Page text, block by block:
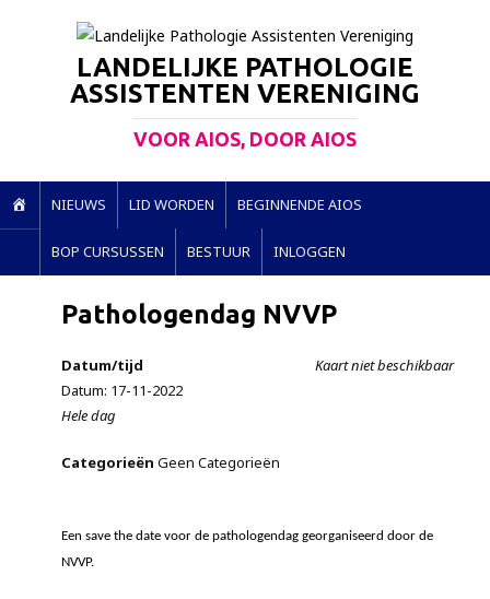
LANDELIJKE PATHOLOGIE
ASSISTENTEN VERENIGING
VOOR AIOS, DOOR AIOS
O
E
NIEUWS LID WORDEN BEGINNENDE AIOS
BOP CURSUSSEN BESTUUR INLOGGEN
Pathologendag NVVP
Kaart niet beschikbaar
Datum/tijd
Datum: 17-11-2022
Hele dag
Categorieën Geen Categorieën
Een save the date voor de pathologendag georganiseerd door de
NVVP.